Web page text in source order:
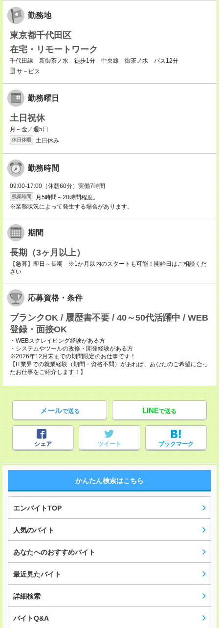
勤務地
東京都千代田区
在宅・リモートワーク
千代田線 新御茶ノ水 徒歩1分 中央線 御茶ノ水 バス12分
サ－ビス
勤務曜日
土日祝休
月～金／週5日
休日休暇 土日休み
勤務時間
09:00-17:00（休憩60分）実働7時間
残業時間
月5時間～20時間程度。
※業務状況によって発生する場合があります。
期間
長期（3ヶ月以上）
【急募】即日～長期 ※1か月以内のスタートも可能！開始日はご相談くだ
さい
応募資格・条件
ブランクOK / 履歴書不要 / 40～50代活躍中 / WEB
登録・面接OK
・WEBスクレイピング経験がある方
・システムやツールの改修・開発経験がある方
※2026年12月末までの期間限定のお仕事です！
【IT業界での就業経験（期間・資格不問）があれば、あなたのご希望に合っ
たお仕事をご紹介します！】
メールで送る LINEで送る
シェア ツイート ブックマーク
かんたん検索はこちら
エンバイトTOP
人気のバイト
あなたへのおすすめバイト
最近見たバイト
詳細検索
バイトQ&A